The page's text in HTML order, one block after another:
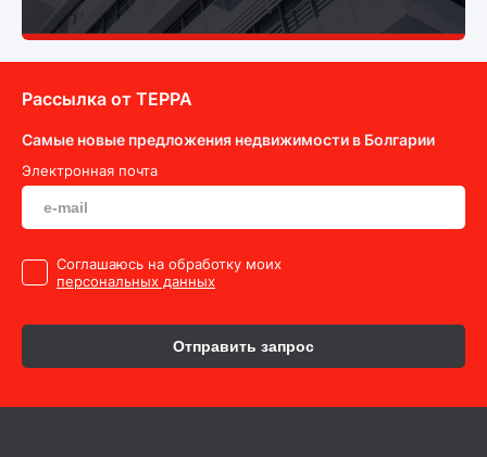
Рассылка от ТEPPA
Самые новые предложения недвижимости в Болгарии
Электронная почта
Cоглашаюсь на обработку моих
персональных данных
Отправить запрос